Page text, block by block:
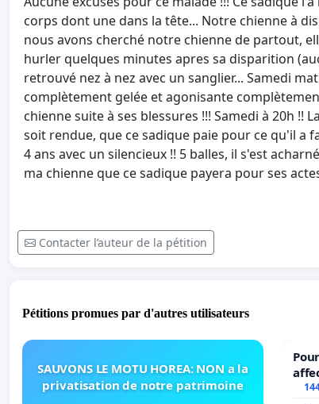
corps dont une dans la tête... Notre chienne à
nous avons cherché notre chienne de partout,
hurler quelques minutes apres sa disparition
retrouvé nez à nez avec un sanglier... Samedi
complètement gelée et agonisante
chienne suite à ses blessures !!! Samedi à 20h !!
soit rendue, que ce sadique paie pour ce qu'il a
4 ans avec un silencieux !! 5 balles, il s'est
ma chienne que ce sadique payera pour ses
Contacter l’auteur de la pétition
Pétitions promues par d'autres utilisateurs
SAUVONS LE MOTU HOREA: NON a la
privatisation de notre patrimoine